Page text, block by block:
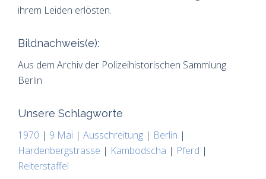
ihrem Leiden erlösten.
Bildnachweis(e):
Aus dem Archiv der Polizeihistorischen Sammlung
Berlin
Unsere Schlagworte
1970 | 9 Mai | Ausschreitung | Berlin |
Hardenbergstrasse | Kambodscha | Pferd |
Reiterstaffel